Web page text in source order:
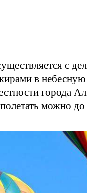
с
в
города
можно до